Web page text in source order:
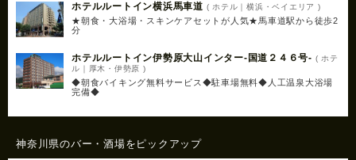
ホテルルートイン横浜馬車道 ( ホテル｜横浜・ベイエリア )
★朝食・大浴場・スキンケアセットが人気★馬車道駅から徒歩2
分
ホテルルートイン伊勢原大山インター‐国道２４６号‐ ( ホテ
ル｜厚木・伊勢原 )
◆朝食バイキング無料サービス◆駐車場無料◆人工温泉大浴場
完備◆
神奈川県のバー・酒場をピックアップ